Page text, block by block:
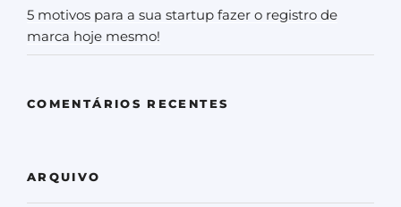
5 motivos para a sua startup fazer o registro de
marca hoje mesmo!
COMENTÁRIOS RECENTES
ARQUIVO